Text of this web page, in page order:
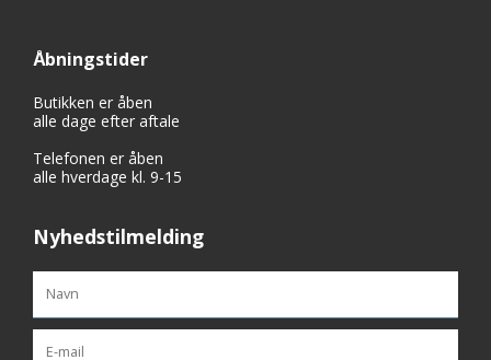
Åbningstider
Butikken er åben
alle dage efter aftale
Telefonen er åben
alle hverdage kl. 9-15
Nyhedstilmelding